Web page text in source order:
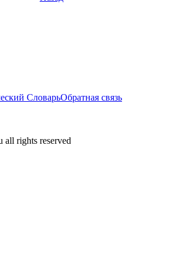
СловарьОбратная связь
all rights reserved